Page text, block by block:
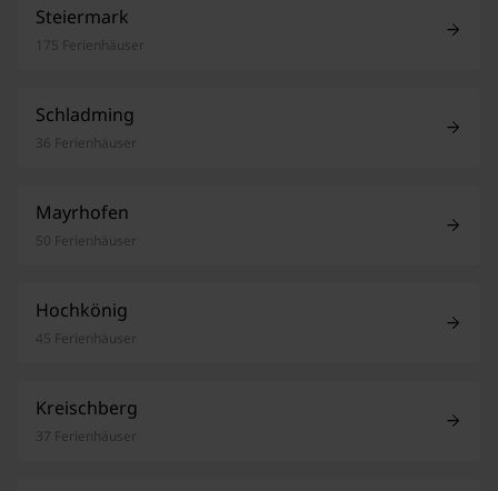
Steiermark
175 Ferienhäuser
Schladming
36 Ferienhäuser
Mayrhofen
50 Ferienhäuser
Hochkönig
45 Ferienhäuser
Kreischberg
37 Ferienhäuser